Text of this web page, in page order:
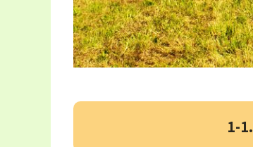
1-